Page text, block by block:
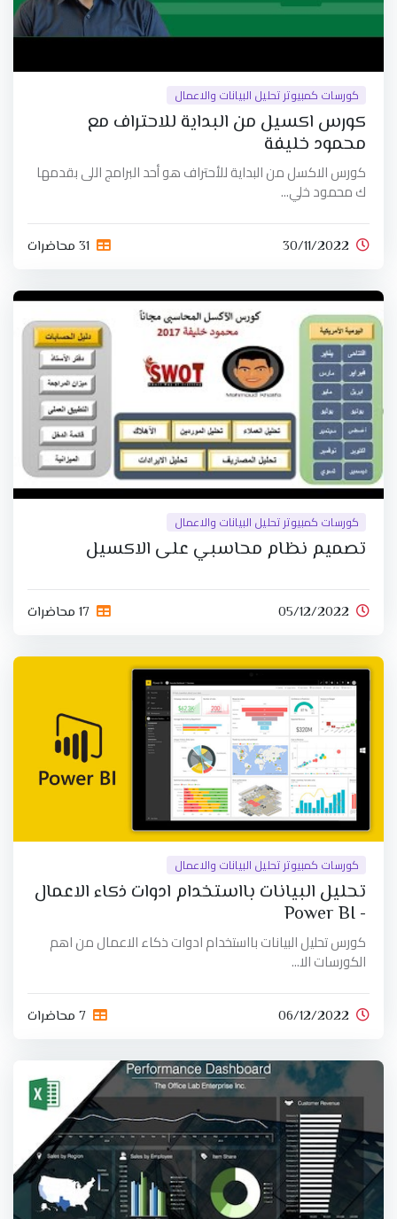
كورسات كمبيوتر تحليل البيانات والاعمال
كورس اكسيل من البداية للاحتراف مع
محمود خليفة
كورس الاكسل من البداية للأحتراف هو أحد البرامج اللى بقدمها
ك محمود خلي...
30/11/2022 31 محاضرات
كورسات كمبيوتر تحليل البيانات والاعمال
تصميم نظام محاسبي على الاكسيل
05/12/2022 17 محاضرات
كورسات كمبيوتر تحليل البيانات والاعمال
تحليل البيانات بااستخدام ادوات ذكاء الاعمال
- Power BI
كورس تحليل البيانات بااستخدام ادوات ذكاء الاعمال من اهم
الكورسات الا...
06/12/2022 7 محاضرات